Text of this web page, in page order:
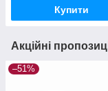
Купити
Акційні
–51%